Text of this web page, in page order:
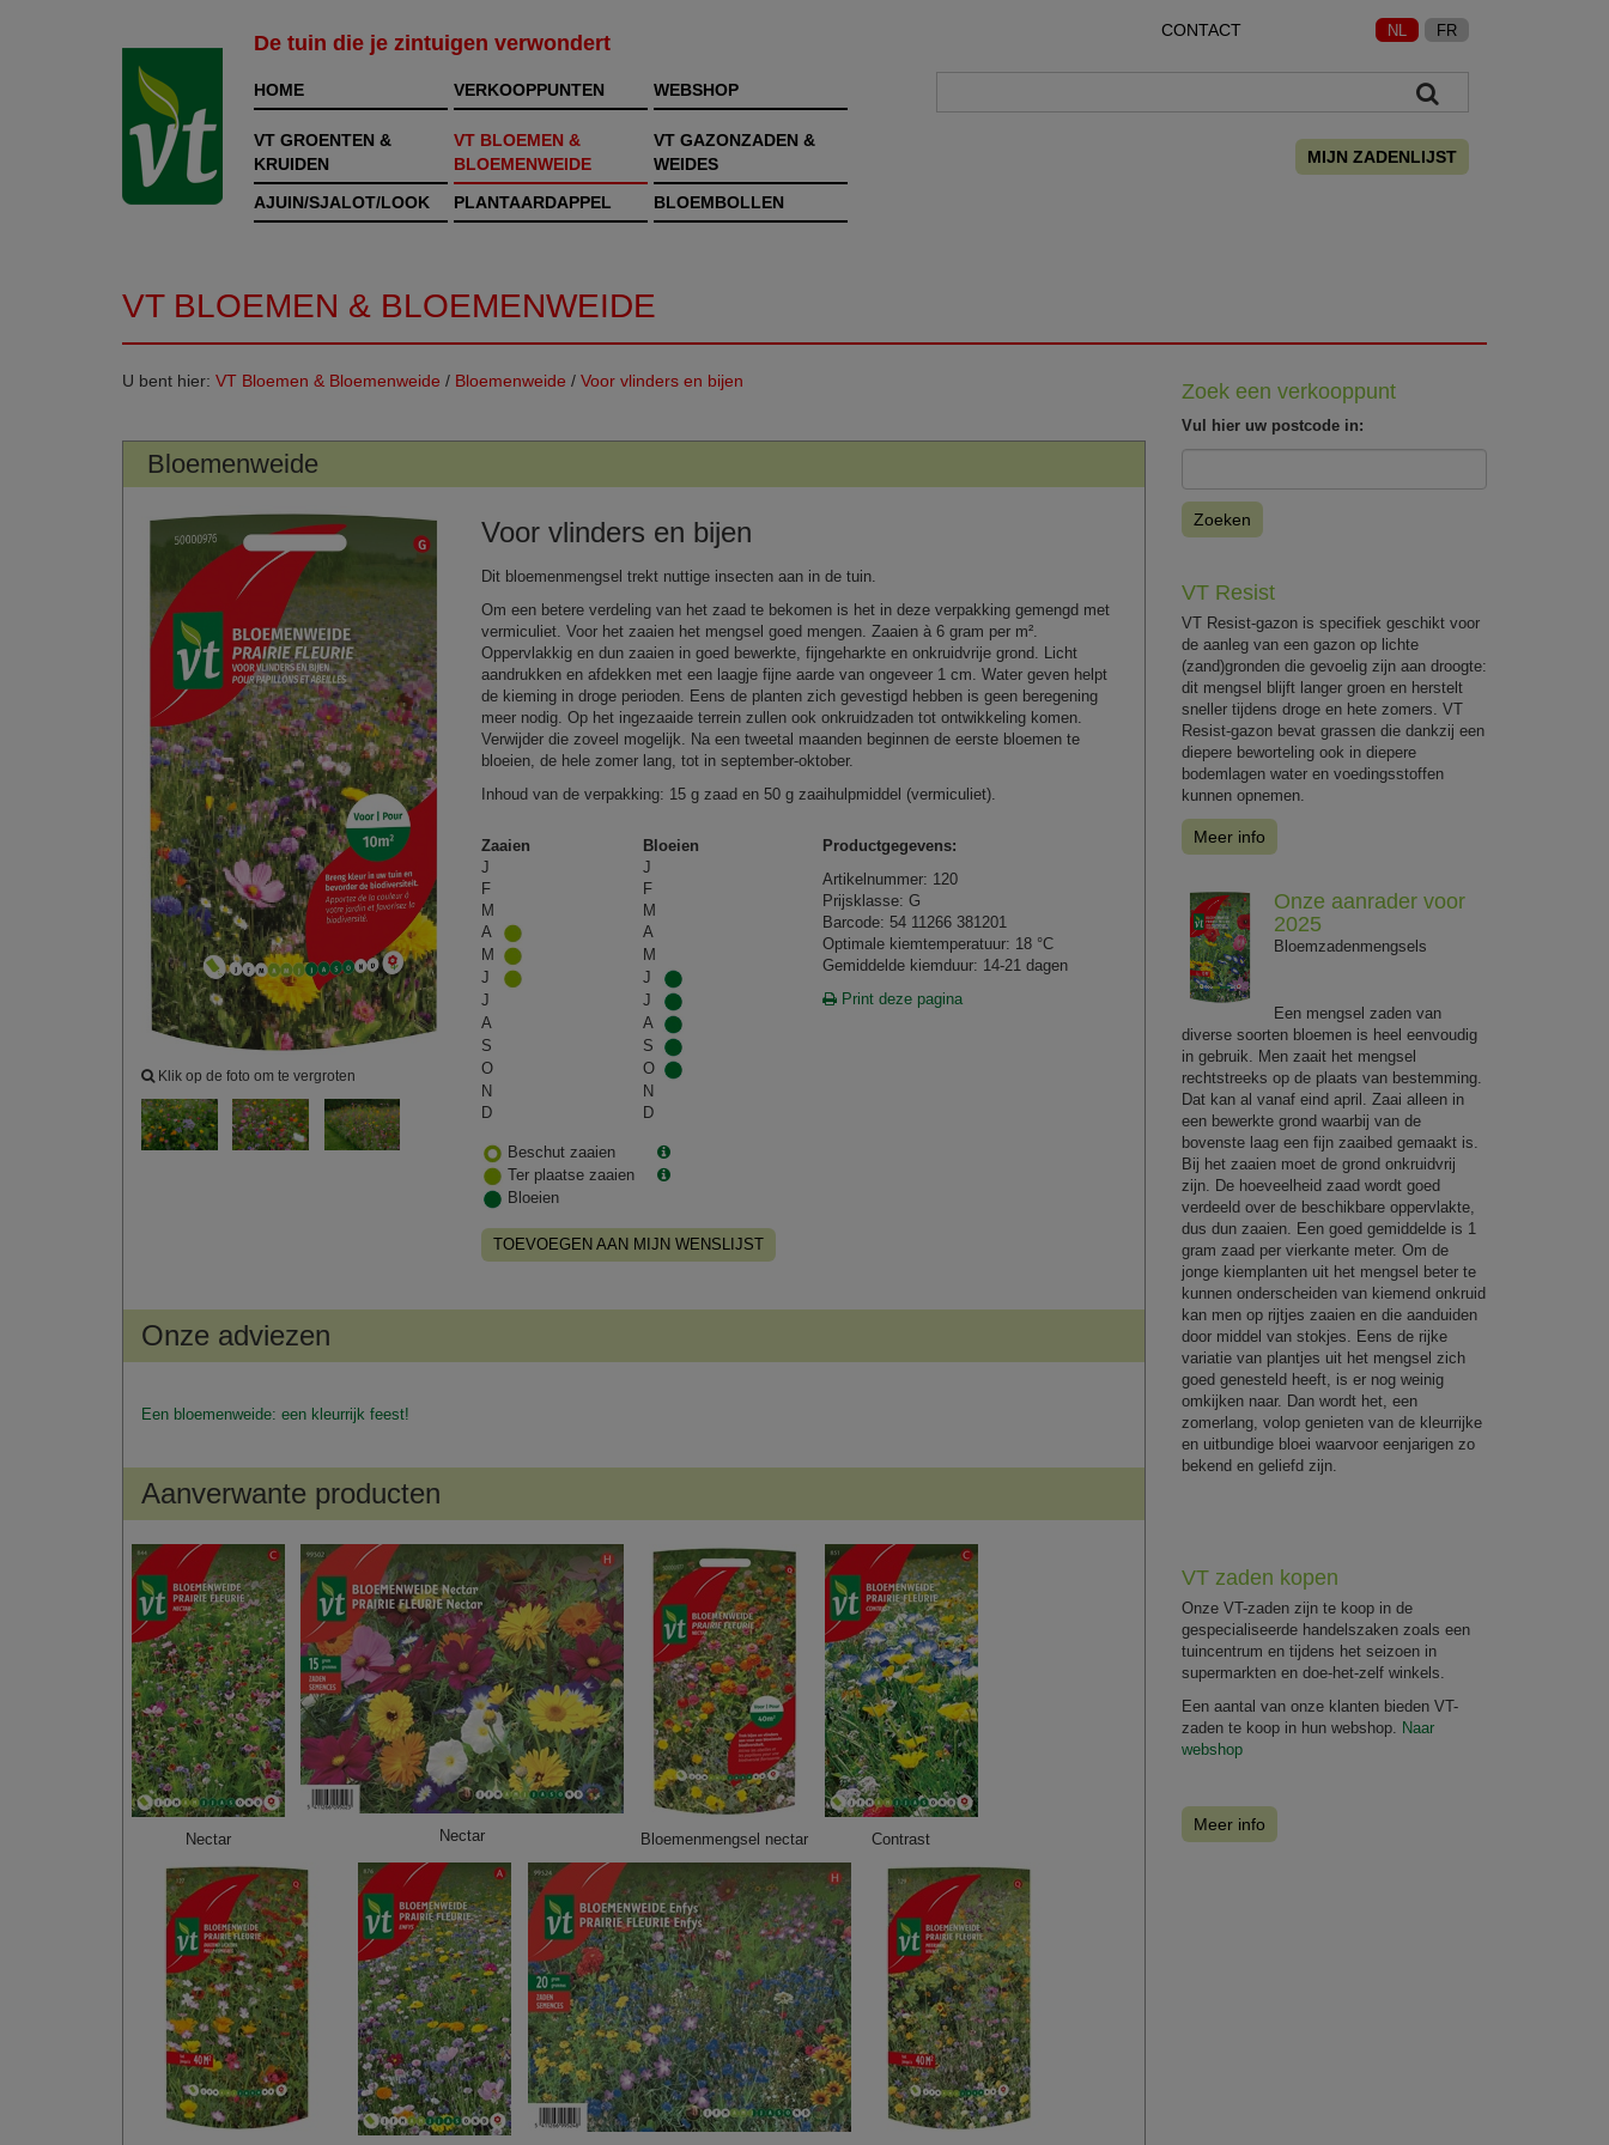
De tuin die je zintuigen verwondert
CONTACT NL FR
HOME VERKOOPPUNTEN WEBSHOP
VT GROENTEN &
KRUIDEN
VT BLOEMEN &
BLOEMENWEIDE
VT GAZONZADEN &
WEIDES
AJUIN/SJALOT/LOOK
PLANTAARDAPPEL BLOEMBOLLEN
MIJN ZADENLIJST
VT BLOEMEN & BLOEMENWEIDE
U bent hier: VT Bloemen & Bloemenweide / Bloemenweide / Voor vlinders en bijen
Bloemenweide
Klik op de foto om te vergroten
Voor vlinders en bijen
Dit bloemenmengsel trekt nuttige insecten aan in de tuin.
Om een betere verdeling van het zaad te bekomen is het in deze verpakking gemengd met
vermiculiet. Voor het zaaien het mengsel goed mengen. Zaaien à 6 gram per m².
Oppervlakkig en dun zaaien in goed bewerkte, fijngeharkte en onkruidvrije grond. Licht
aandrukken en afdekken met een laagje fijne aarde van ongeveer 1 cm. Water geven helpt
de kieming in droge perioden. Eens de planten zich gevestigd hebben is geen beregening
meer nodig. Op het ingezaaide terrein zullen ook onkruidzaden tot ontwikkeling komen.
Verwijder die zoveel mogelijk. Na een tweetal maanden beginnen de eerste bloemen te
bloeien, de hele zomer lang, tot in september-oktober.
Inhoud van de verpakking: 15 g zaad en 50 g zaaihulpmiddel (vermiculiet).
Zaaien
Bloeien
J
J
F
F
M
M
A
A
M
M
J
J
J
J
A
A
S
S
O
O
N
N
D
D
Beschut zaaien
Ter plaatse zaaien
Bloeien
TOEVOEGEN AAN MIJN WENSLIJST
Productgegevens:
Artikelnummer: 120
Prijsklasse: G
Barcode: 54 11266 381201
Optimale kiemtemperatuur: 18 °C
Gemiddelde kiemduur: 14-21 dagen
Print deze pagina
Onze adviezen
Een bloemenweide: een kleurrijk feest!
Aanverwante producten
Nectar Nectar Bloemenmengsel nectar Contrast
Zoek een verkooppunt
Vul hier uw postcode in:
Zoeken
VT Resist
VT Resist-gazon is specifiek geschikt voor
de aanleg van een gazon op lichte
(zand)gronden die gevoelig zijn aan droogte:
dit mengsel blijft langer groen en herstelt
sneller tijdens droge en hete zomers. VT
Resist-gazon bevat grassen die dankzij een
diepere beworteling ook in diepere
bodemlagen water en voedingsstoffen
kunnen opnemen.
Meer info
Onze aanrader voor
2025
Bloemzadenmengsels
Een mengsel zaden van
diverse soorten bloemen is heel eenvoudig
in gebruik. Men zaait het mengsel
rechtstreeks op de plaats van bestemming.
Dat kan al vanaf eind april. Zaai alleen in
een bewerkte grond waarbij van de
bovenste laag een fijn zaaibed gemaakt is.
Bij het zaaien moet de grond onkruidvrij
zijn. De hoeveelheid zaad wordt goed
verdeeld over de beschikbare oppervlakte,
dus dun zaaien. Een goed gemiddelde is 1
gram zaad per vierkante meter. Om de
jonge kiemplanten uit het mengsel beter te
kunnen onderscheiden van kiemend onkruid
kan men op rijtjes zaaien en die aanduiden
door middel van stokjes. Eens de rijke
variatie van plantjes uit het mengsel zich
goed genesteld heeft, is er nog weinig
omkijken naar. Dan wordt het, een
zomerlang, volop genieten van de kleurrijke
en uitbundige bloei waarvoor eenjarigen zo
bekend en geliefd zijn.
VT zaden kopen
Onze VT-zaden zijn te koop in de
gespecialiseerde handelszaken zoals een
tuincentrum en tijdens het seizoen in
supermarkten en doe-het-zelf winkels.
Een aantal van onze klanten bieden VT-
zaden te koop in hun webshop. Naar
webshop
Meer info